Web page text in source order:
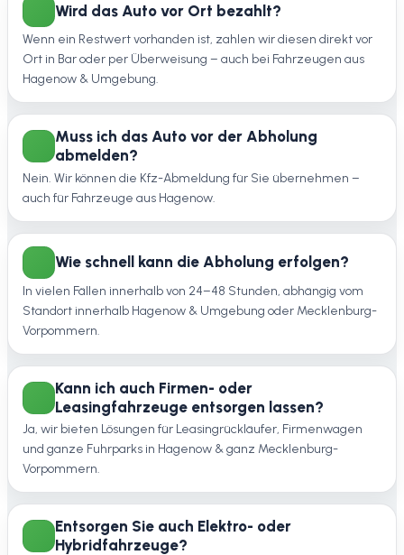
Wird das Auto vor Ort bezahlt?
Wenn ein Restwert vorhanden ist, zahlen wir diesen direkt vor
Ort in Bar oder per Überweisung – auch bei Fahrzeugen aus
Hagenow & Umgebung.
Muss ich das Auto vor der Abholung
abmelden?
Nein. Wir können die Kfz-Abmeldung für Sie übernehmen –
auch für Fahrzeuge aus Hagenow.
Wie schnell kann die Abholung erfolgen?
In vielen Fällen innerhalb von 24–48 Stunden, abhängig vom
Standort innerhalb Hagenow & Umgebung oder Mecklenburg-
Vorpommern.
Kann ich auch Firmen- oder
Leasingfahrzeuge entsorgen lassen?
Ja, wir bieten Lösungen für Leasingrückläufer, Firmenwagen
und ganze Fuhrparks in Hagenow & ganz Mecklenburg-
Vorpommern.
Entsorgen Sie auch Elektro- oder
Hybridfahrzeuge?